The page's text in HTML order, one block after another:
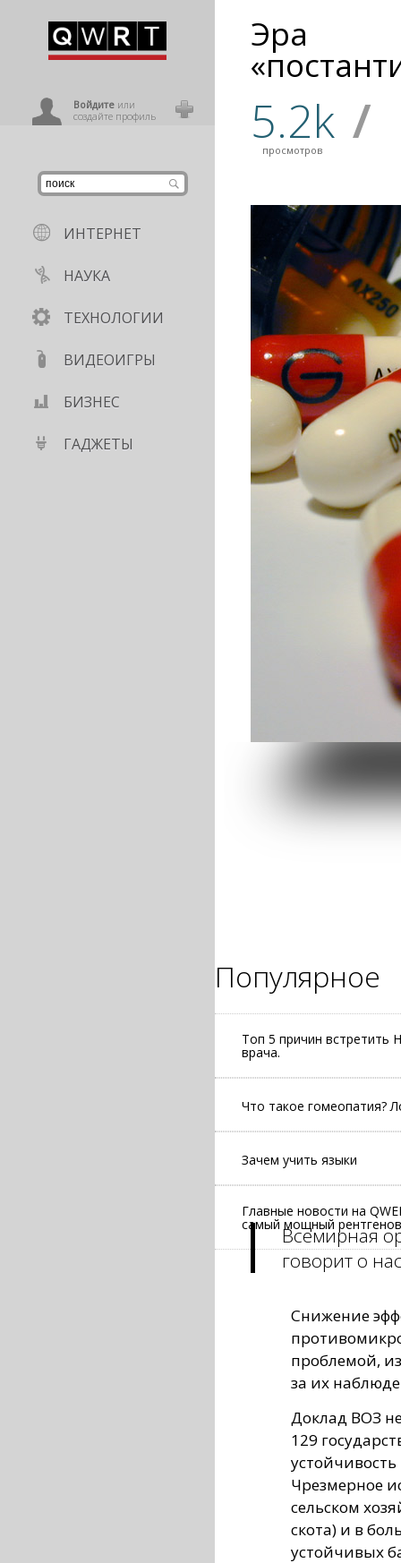
Войдитеили
создайте профиль
ИНТЕРНЕТ
НАУКА
ТЕХНОЛОГИИ
ВИДЕОИГРЫ
БИЗНЕС
ГАДЖЕТЫ
Эра
5.2k
просмотров /
Популярное
Топ 5 причин встретить
врача.
Что такое гомеопатия?
Зачем учить языки
Главные новости на
самый мощныйВсемирная
говорит о
Снижение
проблемой,
за их
Доклад ВОЗ
129
Чрезмерное
сельском
скота) и в
устойчивых